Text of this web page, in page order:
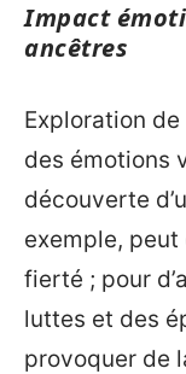
Impact
ancêtres
Exploration
des émotions
découverte
exemple,
fierté ; pour
luttes et des
provoquer de